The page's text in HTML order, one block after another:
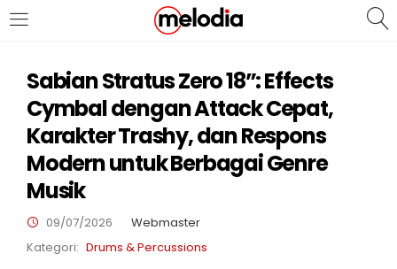
MASUK
Masuk
Sabian Stratus Zero 18”: Effects
Cymbal dengan Attack Cepat,
Karakter Trashy, dan Respons
Modern untuk Berbagai Genre
Musik
09/07/2026
Webmaster
Kategori: Drums & Percussions